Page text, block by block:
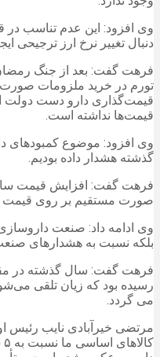
وی افزود: این عدم تناسب در
دنبال تغییر نرخ ارز ترجیحی
فرهت گفت: بعد از جنگ
تورم در خرید ملزومات
قیمت‌گذاری دارو دست دولت
قیمت‌ها نداشته است.
وی افزود: موضوع کمبودهای
گذشته هشدار داده بودیم.
فرهت گفت: افزایش قیمت
صورت مستقیم بر روی قیمت
وی ادامه داد: صنعت
بلکه نسبت به هشدارهای صنعت
رسیده بود که زیان تلقی
می گردد.
مرتضی خیرآبادی نایب